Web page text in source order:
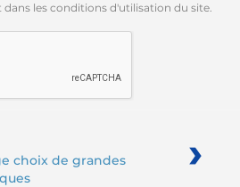
les conditions d'utilisation du site.
choix de grandes
›